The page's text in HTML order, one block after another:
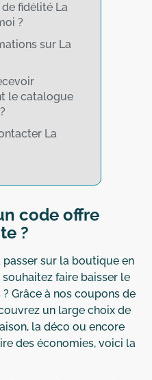
fidélité La
?
sur La
le catalogue
La
code offre
?
sur la boutique en
faire baisser le
Grâce à nos coupons de
un large choix de
la déco ou encore
des économies, voici la